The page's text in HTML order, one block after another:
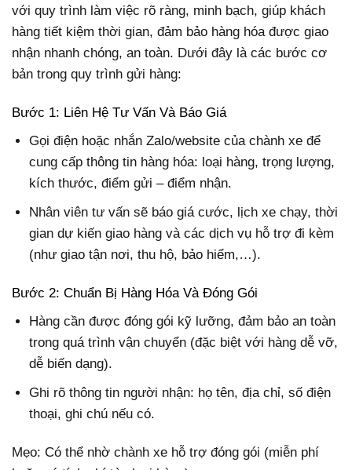
với quy trình làm việc rõ ràng, minh bạch, giúp khách
hàng tiết kiệm thời gian, đảm bảo hàng hóa được giao
nhận nhanh chóng, an toàn. Dưới đây là các bước cơ
bản trong quy trình gửi hàng:
Bước 1: Liên Hệ Tư Vấn Và Báo Giá
Gọi điện hoặc nhắn Zalo/website của chành xe để
cung cấp thông tin hàng hóa: loại hàng, trọng lượng,
kích thước, điểm gửi – điểm nhận.
Nhân viên tư vấn sẽ báo giá cước, lịch xe chạy, thời
gian dự kiến giao hàng và các dịch vụ hỗ trợ đi kèm
(như giao tận nơi, thu hộ, bảo hiểm,…).
Bước 2: Chuẩn Bị Hàng Hóa Và Đóng Gói
Hàng cần được đóng gói kỹ lưỡng, đảm bảo an toàn
trong quá trình vận chuyển (đặc biệt với hàng dễ vỡ,
dễ biến dạng).
Ghi rõ thông tin người nhận: họ tên, địa chỉ, số điện
thoại, ghi chú nếu có.
Mẹo: Có thể nhờ chành xe hỗ trợ đóng gói (miễn phí